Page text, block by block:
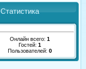
Статистика
Онлайн всего: 1
Гостей: 1
Пользователей: 0